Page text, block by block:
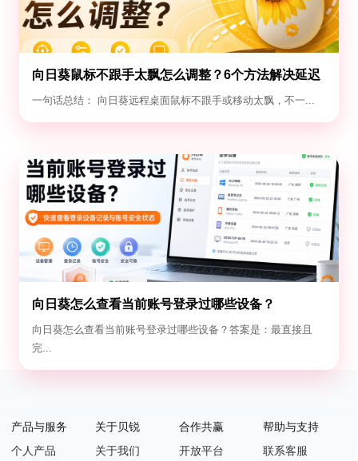
向日葵鼠标不跟手太飘怎么调整？6个方法解决延迟
与漂移
一句话总结： 向日葵远程桌面鼠标不跟手或移动太飘，不一...
向日葵怎么查看当前账号登录过哪些设备？
向日葵怎么查看当前账号登录过哪些设备？答案是：最直接且
完...
产品与服务
个人产品
关于贝锐
关于我们
合作共赢
开放平台
帮助与支持
联系客服